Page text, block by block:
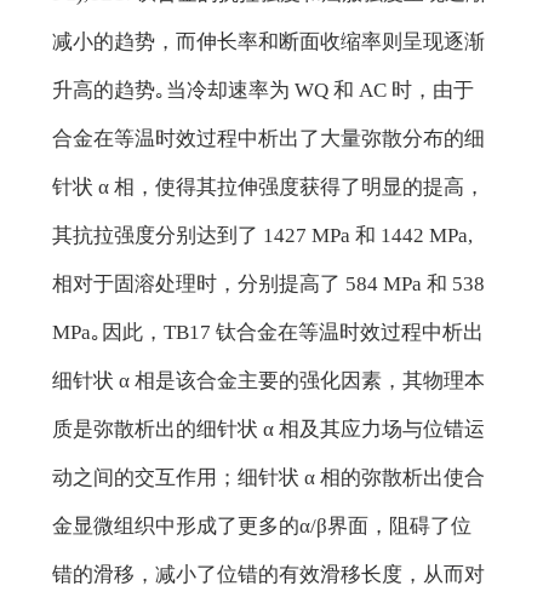
减小的趋势，而伸长率和断面收缩率则呈现逐渐
升高的趋势｡当冷却速率为 WQ 和 AC 时，由于
合金在等温时效过程中析出了大量弥散分布的细
针状 α 相，使得其拉伸强度获得了明显的提高，
其抗拉强度分别达到了 1427 MPa 和 1442 MPa,
相对于固溶处理时，分别提高了 584 MPa 和 538
MPa｡因此，TB17 钛合金在等温时效过程中析出
细针状 α 相是该合金主要的强化因素，其物理本
质是弥散析出的细针状 α 相及其应力场与位错运
动之间的交互作用；细针状 α 相的弥散析出使合
金显微组织中形成了更多的α/β界面，阻碍了位
错的滑移，减小了位错的有效滑移长度，从而对